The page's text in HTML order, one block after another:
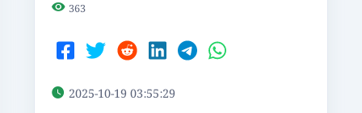
363
2025-10-19 03:55:29